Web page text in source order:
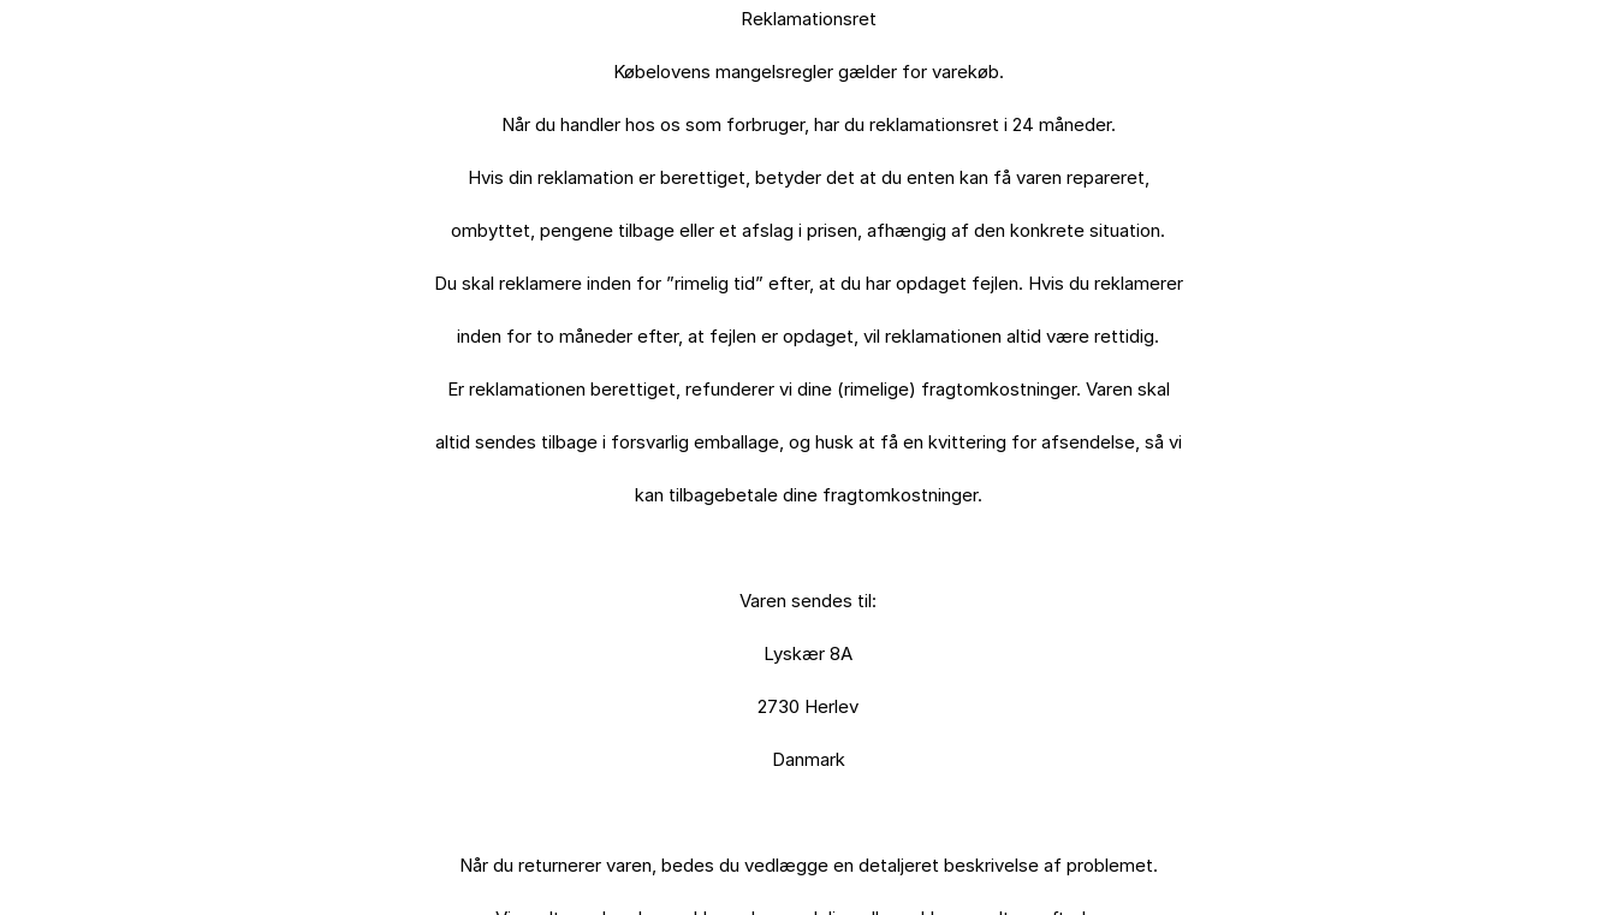
Reklamationsret
Købelovens mangelsregler gælder for varekøb.
Når du handler hos os som forbruger, har du reklamationsret i 24 måneder.
Hvis din reklamation er berettiget, betyder det at du enten kan få varen repareret,
ombyttet, pengene tilbage eller et afslag i prisen, afhængig af den konkrete situation.
Du skal reklamere inden for ”rimelig tid” efter, at du har opdaget fejlen. Hvis du reklamerer
inden for to måneder efter, at fejlen er opdaget, vil reklamationen altid være rettidig.
Er reklamationen berettiget, refunderer vi dine (rimelige) fragtomkostninger. Varen skal
altid sendes tilbage i forsvarlig emballage, og husk at få en kvittering for afsendelse, så vi
kan tilbagebetale dine fragtomkostninger.
Varen sendes til:
Lyskær 8A
2730 Herlev
Danmark
Når du returnerer varen, bedes du vedlægge en detaljeret beskrivelse af problemet.